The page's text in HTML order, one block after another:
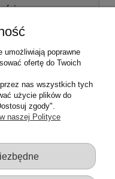
umożliwiają poprawne
ofertę do Twoich
nas wszystkich tych
użycie plików do
zgody".
naszej Polityce